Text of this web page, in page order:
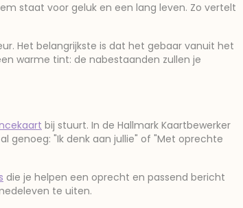
staat voor geluk en een lang leven. Zo vertelt
Het belangrijkste is dat het gebaar vanuit het
warme tint: de nabestaanden zullen je
bij stuurt. In de Hallmark Kaartbewerker
genoeg: "Ik denk aan jullie" of "Met oprechte
die je helpen een oprecht en passend bericht
te uiten.